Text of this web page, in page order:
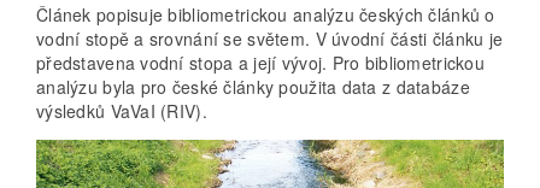
Článek popisuje bibliometrickou analýzu českých článků o
vodní stopě a srovnání se světem. V úvodní části článku je
představena vodní stopa a její vývoj. Pro bibliometrickou
analýzu byla pro české články použita data z databáze
výsledků VaVaI (RIV).